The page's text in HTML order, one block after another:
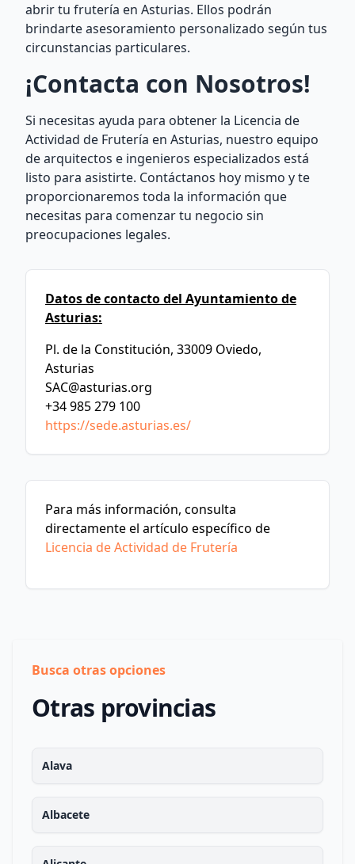
abrir tu frutería en Asturias. Ellos podrán
brindarte asesoramiento personalizado según tus
circunstancias particulares.
¡Contacta con Nosotros!
Si necesitas ayuda para obtener la Licencia de
Actividad de Frutería en Asturias, nuestro equipo
de arquitectos e ingenieros especializados está
listo para asistirte. Contáctanos hoy mismo y te
proporcionaremos toda la información que
necesitas para comenzar tu negocio sin
preocupaciones legales.
Datos de contacto del Ayuntamiento de
Asturias:
Pl. de la Constitución, 33009 Oviedo,
Asturias
SAC@asturias.org
+34 985 279 100
https://sede.asturias.es/
Para más información, consulta
directamente el artículo específico de
Licencia de Actividad de Frutería
Busca otras opciones
Otras provincias
Alava
Albacete